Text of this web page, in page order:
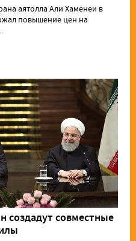
аятолла Али Хаменеи в
повышение цен на
создадут совместные